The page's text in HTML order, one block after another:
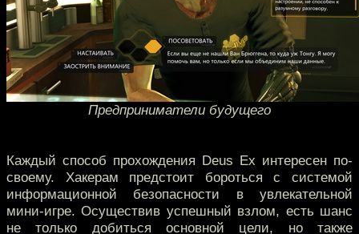
Предприниматели будущего
Каждый способ прохождения Deus Ex интересен по-
своему. Хакерам предстоит бороться с системой
информационной безопасности в увлекательной
мини-игре. Осуществив успешный взлом, есть шанс
не только добиться основной цели, но также